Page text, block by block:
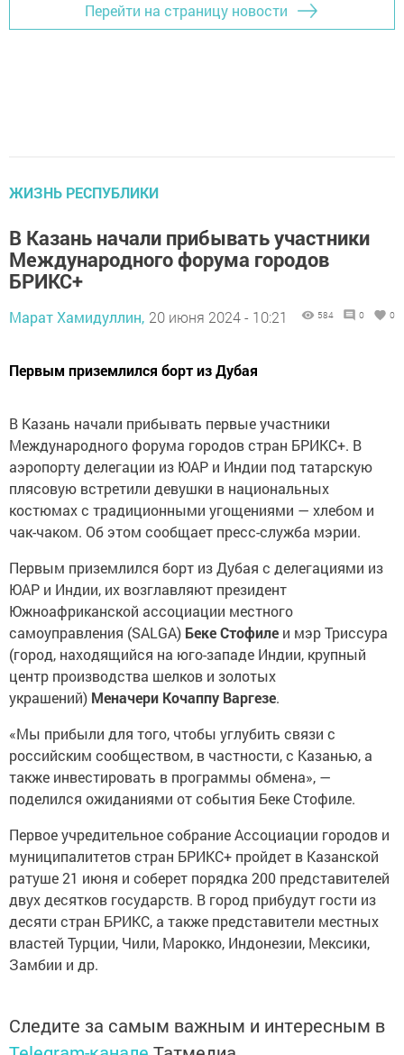
Перейти на страницу новости
ЖИЗНЬ РЕСПУБЛИКИ
В Казань начали прибывать участники
Международного форума городов
БРИКС+
Марат Хамидуллин, 20 июня 2024 - 10:21 584 0 0
Первым приземлился борт из Дубая
В Казань начали прибывать первые участники
Международного форума городов стран БРИКС+. В
аэропорту делегации из ЮАР и Индии под татарскую
плясовую встретили девушки в национальных
костюмах с традиционными угощениями — хлебом и
чак-чаком. Об этом сообщает пресс-служба мэрии.
Первым приземлился борт из Дубая с делегациями из
ЮАР и Индии, их возглавляют президент
Южноафриканской ассоциации местного
самоуправления (SALGA) Беке Стофиле и мэр Триссура
(город, находящийся на юго-западе Индии, крупный
центр производства шелков и золотых
украшений) Меначери Кочаппу Варгезе.
«Мы прибыли для того, чтобы углубить связи с
российским сообществом, в частности, с Казанью, а
также инвестировать в программы обмена», —
поделился ожиданиями от события Беке Стофиле.
Первое учредительное собрание Ассоциации городов и
муниципалитетов стран БРИКС+ пройдет в Казанской
ратуше 21 июня и соберет порядка 200 представителей
двух десятков государств. В город прибудут гости из
десяти стран БРИКС, а также представители местных
властей Турции, Чили, Марокко, Индонезии, Мексики,
Замбии и др.
Следите за самым важным и интересным в